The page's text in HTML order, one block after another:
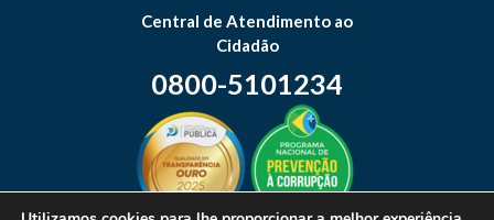
Central de Atendimento ao
Cidadão
0800-5101234